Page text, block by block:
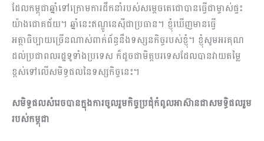
ដែលកម្ពុជាឆ្នាំទៅក្រោមការដឹកនាំរបស់​សម្ដេចតេជោបានធ្វើជាម្ចាស់ផ្ទះ
យ៉ាងជោគជ័យ។ ឆ្នាំនេះឥណ្ឌូនេស៊ីជាប្រធាន។ ខ្ញុំឃើញមានធ្វើ
អត្ថាធិប្បាយច្រើនណាស់ពាក់ព័ន្ធនឹងទស្សនកិច្ចរបស់ខ្ញុំ។ ខ្ញុំសូមអរគុណ
ដល់ប្រជាពលរដ្ឋ​ទូទាំងប្រទេស ក៏ដូចជាមិត្តបរទេសដែលបានវាយតម្លៃ
ខ្ពស់ទៅលើសមិទ្ធផលនៃទស្សកិច្ចនេះ។
សមិទ្ធផលសំរេចបានក្នុងការចូលរួមកិច្ចប្រជុំកំពូលអាស៊ានជាសមទ្ធិផលរួម
របស់កម្ពុជា